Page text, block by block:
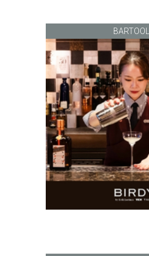
BARTOOL